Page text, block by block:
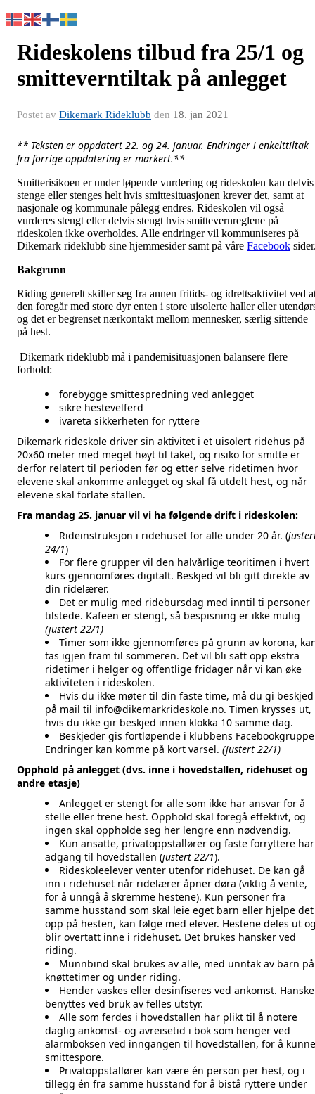
Rideskolens tilbud fra 25/1 og
smitteverntiltak på anlegget
Postet av Dikemark Rideklubb den 18. jan 2021
** Teksten er oppdatert 22. og 24. januar. Endringer i enkelttiltak
fra forrige oppdatering er markert.**
Smitterisikoen er under løpende vurdering og rideskolen kan delvis
stenge eller stenges helt hvis smittesituasjonen krever det, samt at
nasjonale og kommunale pålegg endres. Rideskolen vil også
vurderes stengt eller delvis stengt hvis smittevernreglene på
rideskolen ikke overholdes. Alle endringer vil kommuniseres på
Dikemark rideklubb sine hjemmesider samt på våre Facebook
Bakgrunn
Riding generelt skiller seg fra annen fritids- og idrettsaktivitet ved
den foregår med store dyr enten i store uisolerte haller eller
og det er begrenset nærkontakt mellom mennesker, særlig sittende
på hest.
Dikemark rideklubb må i pandemisituasjonen balansere flere
forhold:
forebygge smittespredning ved anlegget
sikre hestevelferd
ivareta sikkerheten for ryttere
Dikemark rideskole driver sin aktivitet i et uisolert ridehus på
20x60 meter med meget høyt til taket, og risiko for smitte er
derfor relatert til perioden før og etter selve ridetimen hvor
elevene skal ankomme anlegget og skal få utdelt hest, og når
elevene skal forlate stallen.
Fra mandag 25. januar vil vi ha følgende drift i rideskolen:
Rideinstruksjon i ridehuset for alle under 20 år. (
24/1)
For flere grupper vil den halvårlige teoritimen i hvert
kurs gjennomføres digitalt. Beskjed vil bli gitt direkte av
din ridelærer.
Det er mulig med ridebursdag med inntil ti personer
tilstede. Kafeen er stengt, så bespisning er ikke mulig
(justert 22/1)
Timer som ikke gjennomføres på grunn av korona,
tas igjen fram til sommeren. Det vil bli satt opp ekstra
ridetimer i helger og offentlige fridager når vi kan øke
aktiviteten i rideskolen.
Hvis du ikke møter til din faste time, må du gi beskjed
på mail til info@dikemarkrideskole.no. Timen krysses ut,
hvis du ikke gir beskjed innen klokka 10 samme dag.
Beskjeder gis fortløpende i klubbens Facebookgruppe
Endringer kan komme på kort varsel. (justert 22/1)
Opphold på anlegget (dvs. inne i hovedstallen, ridehuset og
andre etasje)
Anlegget er stengt for alle som ikke har ansvar for å
stelle eller trene hest. Opphold skal foregå effektivt, og
ingen skal oppholde seg her lengre enn nødvendig.
Kun ansatte, privatoppstallører og faste forryttere har
adgang til hovedstallen (justert 22/1).
Rideskoleelever venter utenfor ridehuset. De kan gå
inn i ridehuset når ridelærer åpner døra (viktig å vente,
for å unngå å skremme hestene). Kun personer fra
samme husstand som skal leie eget barn eller hjelpe det
opp på hesten, kan følge med elever. Hestene deles ut
blir overtatt inne i ridehuset. Det brukes hansker ved
riding.
Munnbind skal brukes av alle, med unntak av barn på
knøttetimer og under riding.
Hender vaskes eller desinfiseres ved ankomst.
benyttes ved bruk av felles utstyr.
Alle som ferdes i hovedstallen har plikt til å notere
daglig ankomst- og avreisetid i bok som henger ved
alarmboksen ved inngangen til hovedstallen, for å kunne
smittespore.
Privatoppstallører kan være én person per hest, og i
tillegg én fra samme husstand for å bistå ryttere under